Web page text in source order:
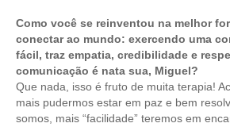
Como você se reinventou na melhor
conectar ao mundo: exercendo uma
fácil, traz empatia, credibilidade e
comunicação é nata sua, Miguel?
Que nada, isso é fruto de muita terapia!
mais pudermos estar em paz e bem
somos, mais “facilidade” teremos em